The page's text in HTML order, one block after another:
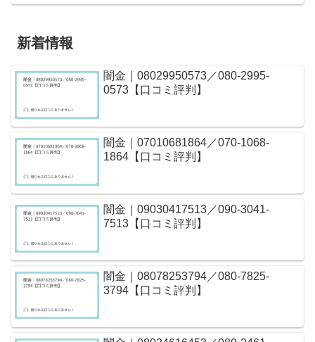
新着情報
闇金｜08029950573／080-2995-
0573【口コミ評判】
闇金｜07010681864／070-1068-
1864【口コミ評判】
闇金｜09030417513／090-3041-
7513【口コミ評判】
闇金｜08078253794／080-7825-
3794【口コミ評判】